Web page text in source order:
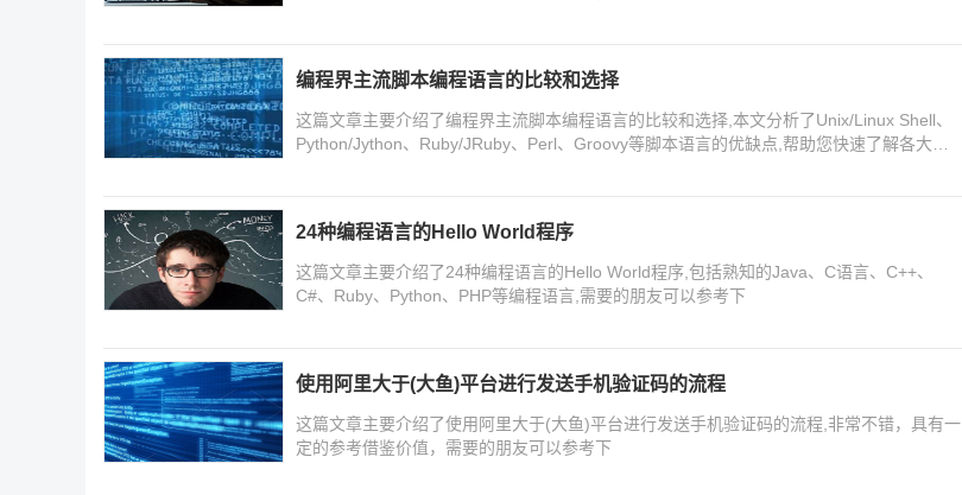
编程界主流脚本编程语言的比较和选择
这篇文章主要介绍了编程界主流脚本编程语言的比较和选择,本文分析了Unix/Linux Shell、
Python/Jython、Ruby/JRuby、Perl、Groovy等脚本语言的优缺点,帮助您快速了解各大语
24种编程语言的Hello World程序
这篇文章主要介绍了24种编程语言的Hello World程序,包括熟知的Java、C语言、C++、
C#、Ruby、Python、PHP等编程语言,需要的朋友可以参考下
使用阿里大于(大鱼)平台进行发送手机验证码的流程
这篇文章主要介绍了使用阿里大于(大鱼)平台进行发送手机验证码的流程,非常不错，具有一
定的参考借鉴价值，需要的朋友可以参考下